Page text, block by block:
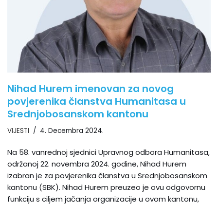
Nihad Hurem imenovan za novog
povjerenika članstva Humanitasa u
Srednjobosanskom kantonu
VIJESTI 4. Decembra 2024.
Na 58. vanrednoj sjednici Upravnog odbora Humanitasa,
održanoj 22. novembra 2024. godine, Nihad Hurem
izabran je za povjerenika članstva u Srednjobosanskom
kantonu (SBK). Nihad Hurem preuzeo je ovu odgovornu
funkciju s ciljem jačanja organizacije u ovom kantonu,